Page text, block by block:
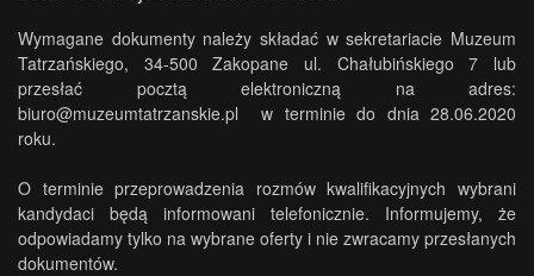
Wymagane dokumenty należy składać w sekretariacie Muzeum
Tatrzańskiego, 34-500 Zakopane ul. Chałubińskiego 7 lub
przesłać pocztą elektroniczną na adres:
biuro@muzeumtatrzanskie.pl w terminie do dnia 28.06.2020
roku.
O terminie przeprowadzenia rozmów kwalifikacyjnych wybrani
kandydaci będą informowani telefonicznie. Informujemy, że
odpowiadamy tylko na wybrane oferty i nie zwracamy przesłanych
dokumentów.